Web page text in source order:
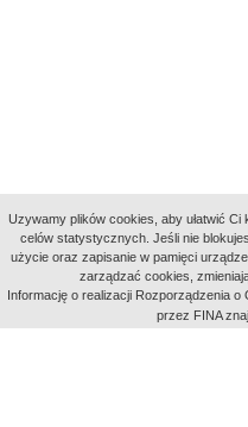
aktywności
Uzywamy plików cookies, aby ułatwić
celów statystycznych. Jeśli nie
użycie oraz zapisanie w pamięci
zarządzać cookies,
Informację o realizacji Rozporządzenia
przez FINA